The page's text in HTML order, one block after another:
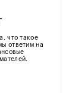
что такое
ответим на